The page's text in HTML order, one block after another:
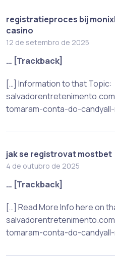
registratieproces bij
casino
12 de setembro de 2025
… [Trackback]
[…] Information to that Topic:
tomaram-conta-do-
jak se registrovat mostbet
4 de outubro de 2025
… [Trackback]
[…] Read More Info here on
tomaram-conta-do-